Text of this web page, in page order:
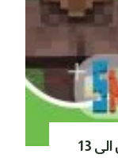
طريقة تغيير مهنة القرويين الى 13